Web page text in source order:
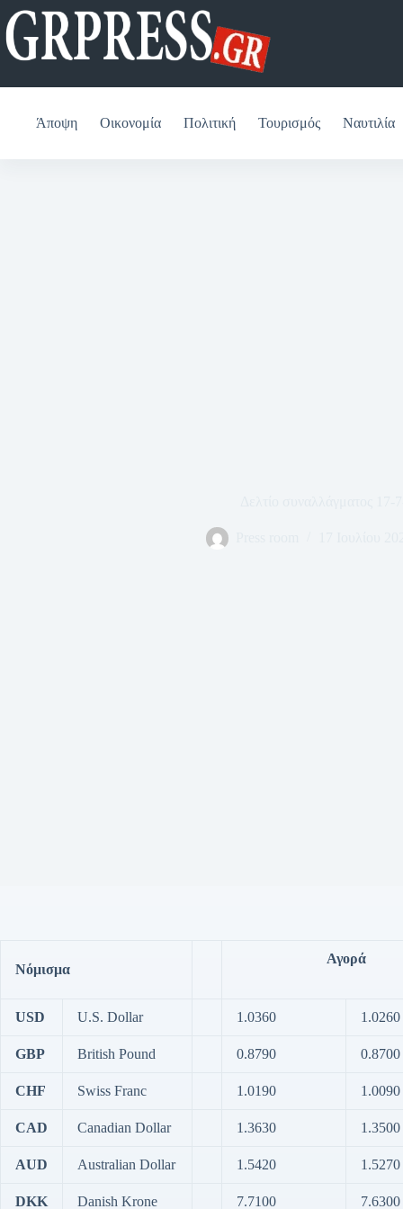
Μετάβαση
στο
περιεχόμενο
Άποψη Οικονομία Πολιτική Τουρισμός Ναυτιλία
Νόμισμα
Αγορά
USD U.S. Dollar 1.0360 1.0260
GBP British Pound 0.8790 0.8700
CHF Swiss Franc 1.0190 1.0090
CAD Canadian Dollar 1.3630 1.3500
AUD Australian Dollar 1.5420 1.5270
DKK Danish Krone 7.7100 7.6300